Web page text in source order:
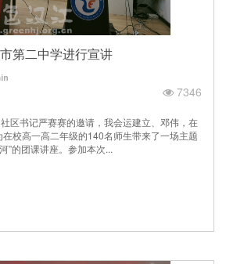
第二中学进行宣讲
7346
区书记严赛赛的邀请，我会运建立、邓伟，在
校高一高二年级的140名师生带来了一场主题
”的团课讲座。参加本次...